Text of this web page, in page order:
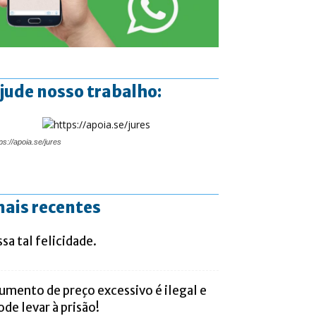
nosso trabalho:
apoia.se/jures
recentes
tal felicidade.
de preço excessivo é ilegal e
levar à prisão!